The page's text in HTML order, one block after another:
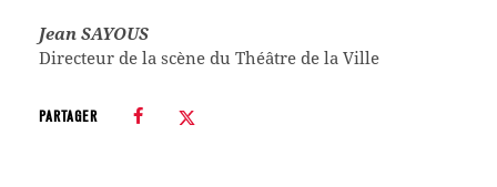
Jean SAYOUS
Directeur de la scène du Théâtre de la Ville
PARTAGER